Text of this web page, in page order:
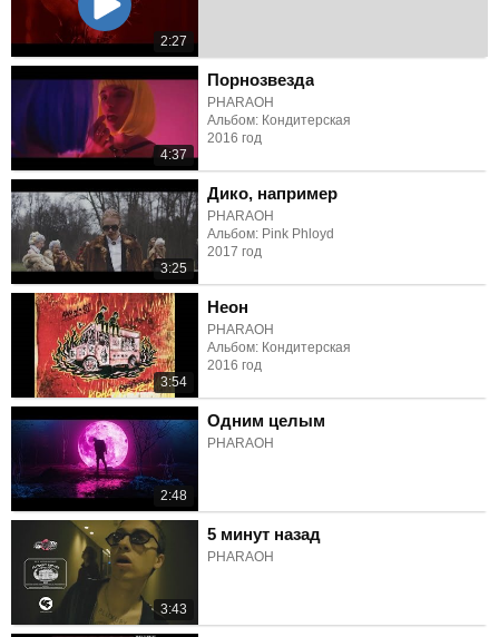
2:27
4:37
Порнозвезда
PHARAOH
Альбом: Кондитерская
2016 год
3:25
Дико, например
PHARAOH
Альбом: Pink Phloyd
2017 год
3:54
Неон
PHARAOH
Альбом: Кондитерская
2016 год
2:48
Одним целым
PHARAOH
3:43
5 минут назад
PHARAOH